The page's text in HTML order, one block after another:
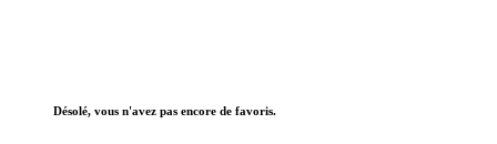
Désolé, vous n'avez pas encore de favoris.